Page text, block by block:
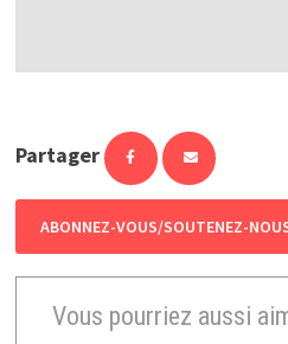
Partager
ABONNEZ-VOUS/SOUTENEZ-
Vous pourriez aussi